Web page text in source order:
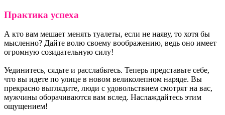
Практика успеха
А кто вам мешает менять туалеты, если не наяву, то хотя бы
мысленно? Дайте волю своему воображению, ведь оно имеет
огромную созидательную силу!
Уединитесь, сядьте и расслабьтесь. Теперь представьте себе,
что вы идете по улице в новом великолепном наряде. Вы
прекрасно выглядите, люди с удовольствием смотрят на вас,
мужчины оборачиваются вам вслед. Наслаждайтесь этим
ощущением!